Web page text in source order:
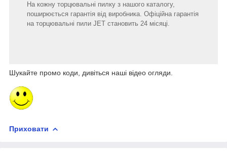
На кожну торцювальні пилку з нашого каталогу,
поширюється гарантія від виробника. Офіційна гарантія
на торцювальні пили JET становить 24 місяці.
Шукайте промо коди, дивіться наші відео огляди.
Приховати